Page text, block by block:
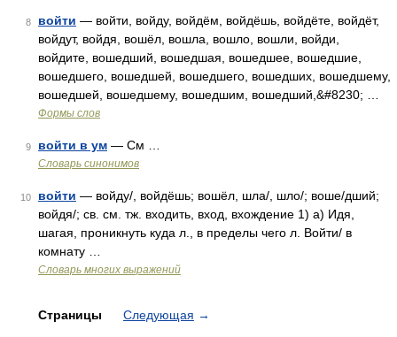
8 войти — войти, войду, войдём, войдёшь, войдёте, войдёт,
войдут, войдя, вошёл, вошла, вошло, вошли, войди,
войдите, вошедший, вошедшая, вошедшее, вошедшие,
вошедшего, вошедшей, вошедшего, вошедших, вошедшему,
вошедшей, вошедшему, вошедшим, вошедший,&#8230; …
Формы слов
9 войти в ум — См …
Словарь синонимов
10 войти — войду/, войдёшь; вошёл, шла/, шло/; воше/дший;
войдя/; св. см. тж. входить, вход, вхождение 1) а) Идя,
шагая, проникнуть куда л., в пределы чего л. Войти/ в
комнату …
Словарь многих выражений
Страницы Следующая →